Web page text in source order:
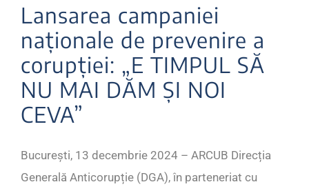
Lansarea campaniei
naționale de prevenire a
corupției: „E TIMPUL SĂ
NU MAI DĂM ȘI NOI
CEVA”
București, 13 decembrie 2024 – ARCUB Direcția
Generală Anticorupție (DGA), în parteneriat cu